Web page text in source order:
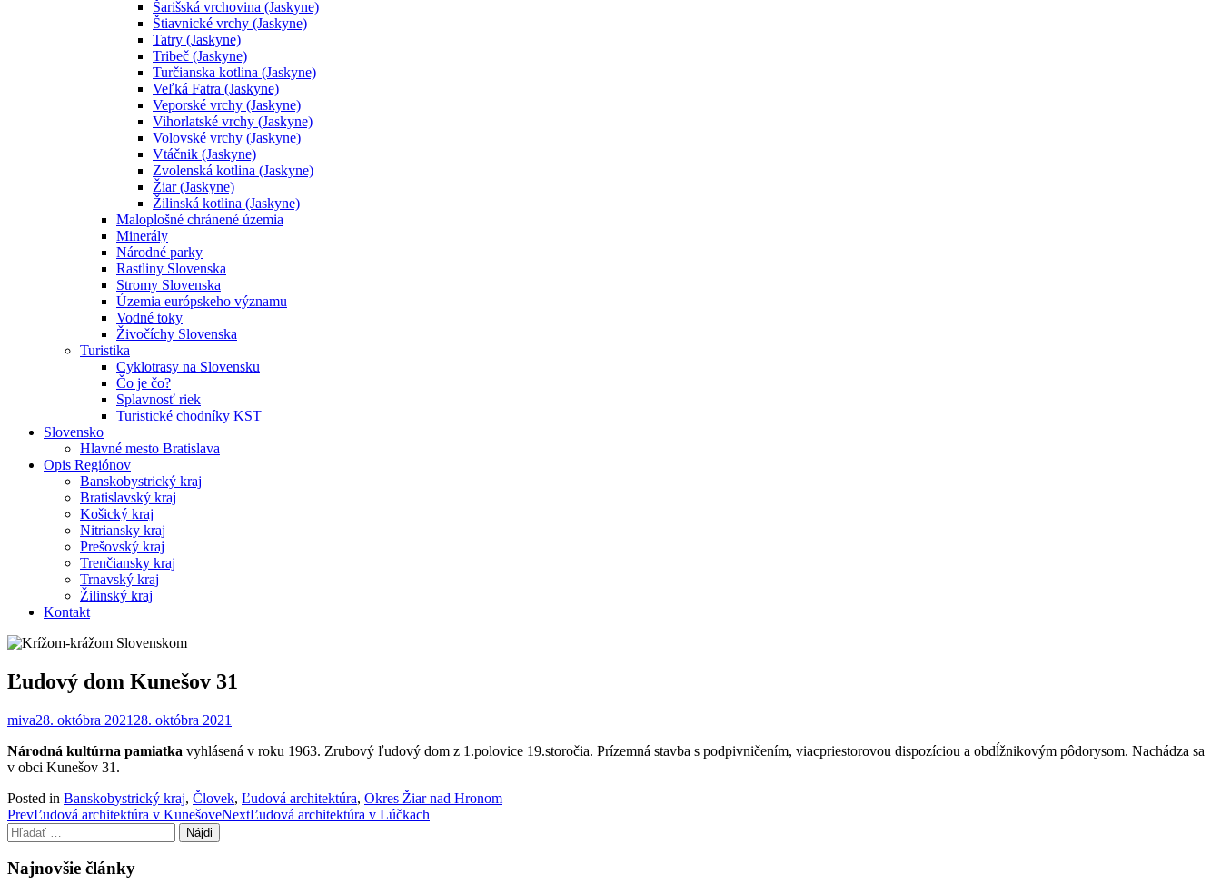
Šarišská vrchovina (Jaskyne)
Štiavnické vrchy (Jaskyne)
Tatry (Jaskyne)
Tribeč (Jaskyne)
Turčianska kotlina (Jaskyne)
Veľká Fatra (Jaskyne)
Veporské vrchy (Jaskyne)
Vihorlatské vrchy (Jaskyne)
Volovské vrchy (Jaskyne)
Vtáčnik (Jaskyne)
Zvolenská kotlina (Jaskyne)
Žiar (Jaskyne)
Žilinská kotlina (Jaskyne)
Maloplošné chránené územia
Minerály
Národné parky
Rastliny Slovenska
Stromy Slovenska
Územia európskeho významu
Vodné toky
Živočíchy Slovenska
Turistika
Cyklotrasy na Slovensku
Čo je čo?
Splavnosť riek
Turistické chodníky KST
Slovensko
Hlavné mesto Bratislava
Opis Regiónov
Banskobystrický kraj
Bratislavský kraj
Košický kraj
Nitriansky kraj
Prešovský kraj
Trenčiansky kraj
Trnavský kraj
Žilinský kraj
Kontakt
Ľudový dom Kunešov 31
miva28. októbra 2021 28. októbra 2021
Národná kultúrna pamiatka vyhlásená v roku 1963. Zrubový ľudový dom z 1.polovice 19.storočia. Prízemná stavba s podpivničením, viacpriestorovou dispozíciou a obdĺžnikovým pôdorysom. Nachádza sa
v obci Kunešov 31.
Posted in Banskobystrický kraj, Človek, Ľudová architektúra, Okres Žiar nad Hronom
Post
navigation
PrevĽudová architektúra v KunešoveNextĽudová architektúra v Lúčkach
Hľadať:
Najnovšie články